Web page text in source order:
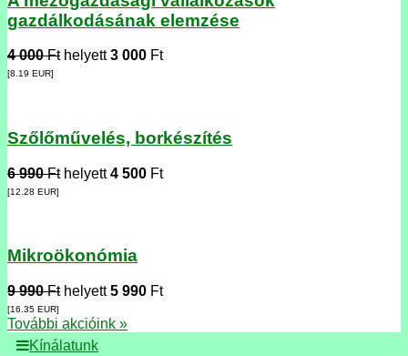
gazdálkodásának elemzése
4 000 Fthelyett3 000 Ft
[8.19 EUR]
Szőlőművelés, borkészítés
6 990 Fthelyett4 500 Ft
[12.28 EUR]
Mikroökonómia
9 990 Fthelyett5 990 Ft
[16.35 EUR]
További akcióink »
Kínálatunk